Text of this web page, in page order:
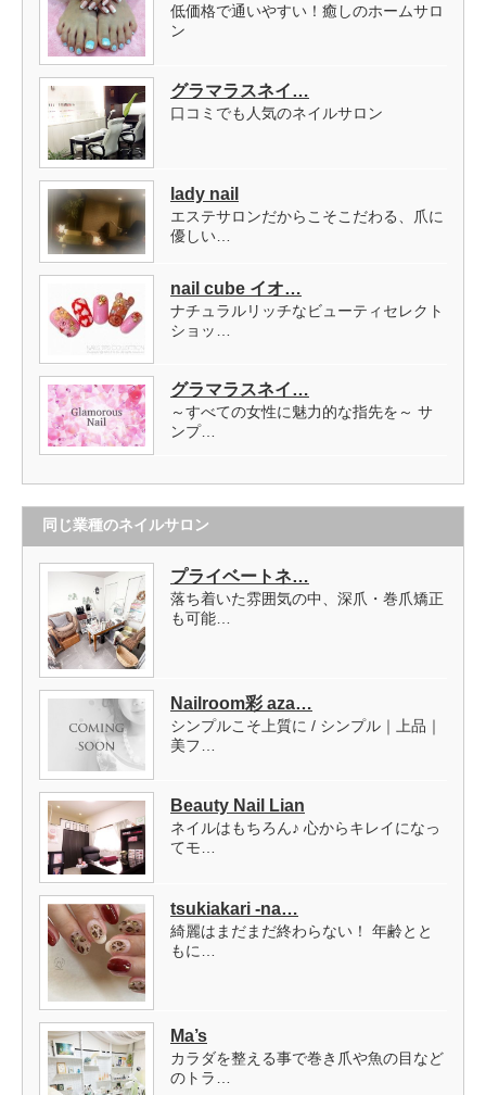
低価格で通いやすい！癒しのホームサロ
ン
グラマラスネイ…
口コミでも人気のネイルサロン
lady nail
エステサロンだからこそこだわる、爪に
優しい…
nail cube イオ…
ナチュラルリッチなビューティセレクト
ショッ…
グラマラスネイ…
～すべての女性に魅力的な指先を～ サ
ンプ…
同じ業種のネイルサロン
プライベートネ…
落ち着いた雰囲気の中、深爪・巻爪矯正
も可能…
Nailroom彩 aza…
シンプルこそ上質に / シンプル｜上品｜
美フ…
Beauty Nail Lian
ネイルはもちろん♪ 心からキレイになっ
てモ…
tsukiakari -na…
綺麗はまだまだ終わらない！ 年齢とと
もに…
Ma’s
カラダを整える事で巻き爪や魚の目など
のトラ…